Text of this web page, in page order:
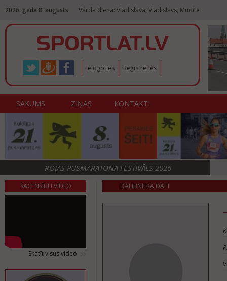
2026. gada 8. augusts Vārda diena: Vladislava, Vladislavs, Mudīte
Ielogoties Reģistrēties
SĀKUMS ZIŅAS KONTAKTI
ROJAS PUSMARATONA FESTIVĀLS 2026
SACENSĪBU VIDEO
Skatīt visus video
DALĪBNIEKA DATI